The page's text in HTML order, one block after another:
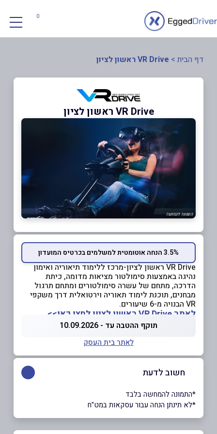
0
דף הבית > VR Drive ראשון לציון
VR Drive ראשון לציון
3.5% הנחה אוטומטית למשלמים בכרטיס המועדון
VR Drive ראשון לציון- מרכז ללימוד תיאוריה ואימון
נהיגה באמצעות סימולטור מציאות מדומה, כיתת
הדרכה, מתחם של עשרה סימולטורים ומתחם תרגול
מבחנים, תוכנת לימוד תאוריה וירטואלית דרך משקפי
VR הבנויה מ-6 שיעורים.
לאתר VR Drive ראשון לציון לחצו כאן>>
תוקף ההטבה עד - 10.09.2026
לאתר בית העסק
חשוב לדעת
*התמונה להמחשה בלבד
*לא תינתן הנחה עבור עסקאות במט"ח